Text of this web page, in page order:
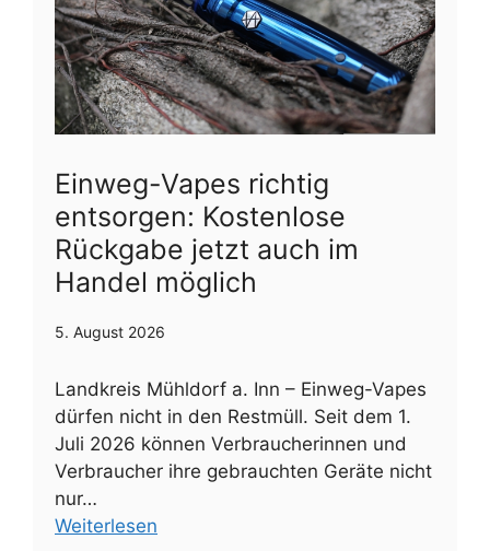
Einweg-Vapes richtig
entsorgen: Kostenlose
Rückgabe jetzt auch im
Handel möglich
5. August 2026
Landkreis Mühldorf a. Inn – Einweg-Vapes
dürfen nicht in den Restmüll. Seit dem 1.
Juli 2026 können Verbraucherinnen und
Verbraucher ihre gebrauchten Geräte nicht
nur…
Weiterlesen